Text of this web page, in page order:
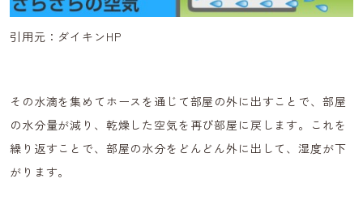
引用元：ダイキンHP
その水滴を集めてホースを通じて部屋の外に出すことで、部屋
の水分量が減り、乾燥した空気を再び部屋に戻します。これを
繰り返すことで、部屋の水分をどんどん外に出して、湿度が下
がります。